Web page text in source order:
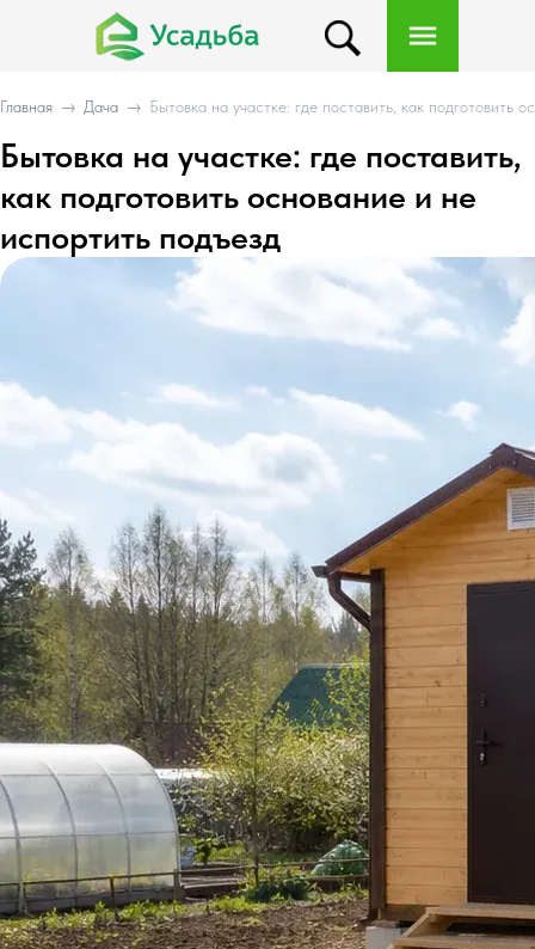
Главная → Дача → Бытовка на участке: где поставить, как подготовить
Бытовка на участке: где поставить,
как подготовить основание и не
испортить подъезд